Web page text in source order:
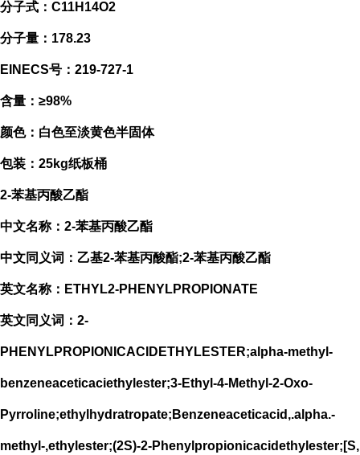
分子式：C11H14O2
分子量：178.23
EINECS号：219-727-1
含量：≥98%
颜色：白色至淡黄色半固体
包装：25kg纸板桶
2-苯基丙酸乙酯
中文名称：2-苯基丙酸乙酯
中文同义词：乙基2-苯基丙酸酯;2-苯基丙酸乙酯
英文名称：ETHYL2-PHENYLPROPIONATE
英文同义词：2-
PHENYLPROPIONICACIDETHYLESTER;alpha-methyl-
benzeneaceticaciethylester;3-Ethyl-4-Methyl-2-Oxo-
Pyrroline;ethylhydratropate;Benzeneaceticacid,.alpha.-
methyl-,ethylester;(2S)-2-Phenylpropionicacidethylester;[S,